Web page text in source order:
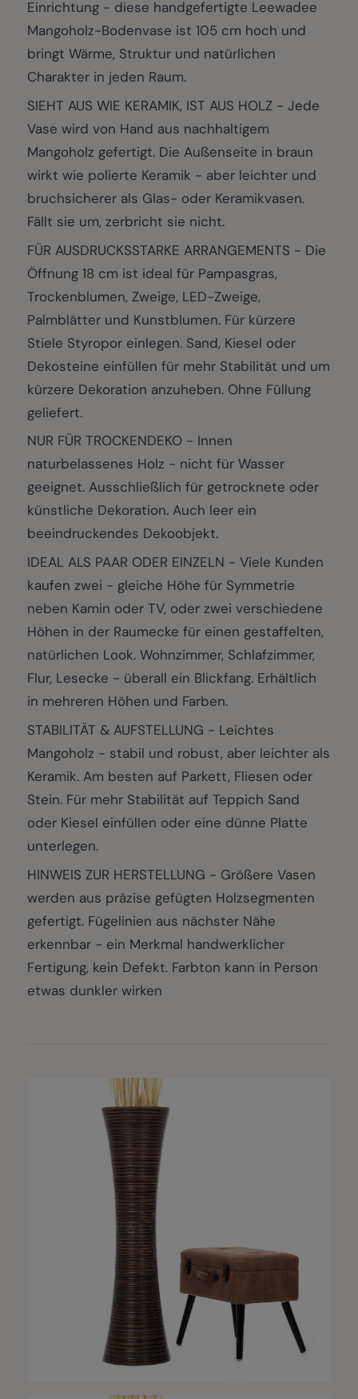
Einrichtung - diese handgefertigte Leewadee
Mangoholz-Bodenvase ist 105 cm hoch und
bringt Wärme, Struktur und natürlichen
Charakter in jeden Raum.
SIEHT AUS WIE KERAMIK, IST AUS HOLZ - Jede
Vase wird von Hand aus nachhaltigem
Mangoholz gefertigt. Die Außenseite in braun
wirkt wie polierte Keramik - aber leichter und
bruchsicherer als Glas- oder Keramikvasen.
Fällt sie um, zerbricht sie nicht.
FÜR AUSDRUCKSSTARKE ARRANGEMENTS - Die
Öffnung 18 cm ist ideal für Pampasgras,
Trockenblumen, Zweige, LED-Zweige,
Palmblätter und Kunstblumen. Für kürzere
Stiele Styropor einlegen. Sand, Kiesel oder
Dekosteine einfüllen für mehr Stabilität und um
kürzere Dekoration anzuheben. Ohne Füllung
geliefert.
NUR FÜR TROCKENDEKO - Innen
naturbelassenes Holz - nicht für Wasser
geeignet. Ausschließlich für getrocknete oder
künstliche Dekoration. Auch leer ein
beeindruckendes Dekoobjekt.
IDEAL ALS PAAR ODER EINZELN - Viele Kunden
kaufen zwei - gleiche Höhe für Symmetrie
neben Kamin oder TV, oder zwei verschiedene
Höhen in der Raumecke für einen gestaffelten,
natürlichen Look. Wohnzimmer, Schlafzimmer,
Flur, Lesecke - überall ein Blickfang. Erhältlich
in mehreren Höhen und Farben.
STABILITÄT & AUFSTELLUNG - Leichtes
Mangoholz - stabil und robust, aber leichter als
Keramik. Am besten auf Parkett, Fliesen oder
Stein. Für mehr Stabilität auf Teppich Sand
oder Kiesel einfüllen oder eine dünne Platte
unterlegen.
HINWEIS ZUR HERSTELLUNG - Größere Vasen
werden aus präzise gefügten Holzsegmenten
gefertigt. Fügelinien aus nächster Nähe
erkennbar - ein Merkmal handwerklicher
Fertigung, kein Defekt. Farbton kann in Person
etwas dunkler wirken